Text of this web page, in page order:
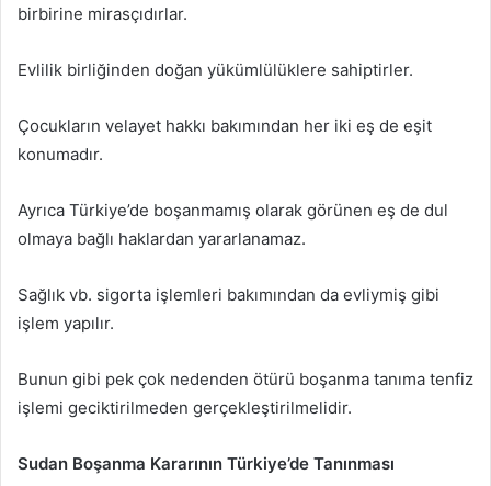
birbirine mirasçıdırlar.
Evlilik birliğinden doğan yükümlülüklere sahiptirler.
Çocukların velayet hakkı bakımından her iki eş de eşit
konumadır.
Ayrıca Türkiye’de boşanmamış olarak görünen eş de dul
olmaya bağlı haklardan yararlanamaz.
Sağlık vb. sigorta işlemleri bakımından da evliymiş gibi
işlem yapılır.
Bunun gibi pek çok nedenden ötürü boşanma tanıma tenfiz
işlemi geciktirilmeden gerçekleştirilmelidir.
Sudan Boşanma Kararının Türkiye’de Tanınması